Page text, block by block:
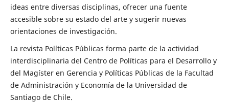
ideas entre diversas disciplinas, ofrecer una fuente
accesible sobre su estado del arte y sugerir nuevas
orientaciones de investigación.
La revista Políticas Públicas forma parte de la actividad
interdisciplinaria del Centro de Políticas para el Desarrollo y
del Magíster en Gerencia y Políticas Públicas de la Facultad
de Administración y Economía de la Universidad de
Santiago de Chile.